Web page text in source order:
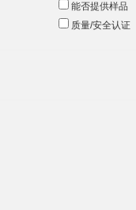
能否提供样品
质量/安全认证